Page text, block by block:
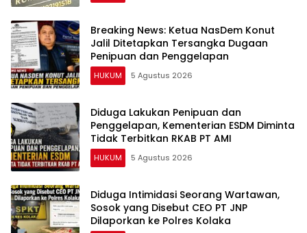
Breaking News: Ketua NasDem Konut
Jalil Ditetapkan Tersangka Dugaan
Penipuan dan Penggelapan
HUKUM 5 Agustus 2026
Diduga Lakukan Penipuan dan
Penggelapan, Kementerian ESDM Diminta
Tidak Terbitkan RKAB PT AMI
HUKUM 5 Agustus 2026
Diduga Intimidasi Seorang Wartawan,
Sosok yang Disebut CEO PT JNP
Dilaporkan ke Polres Kolaka